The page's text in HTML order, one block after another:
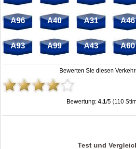
A96 A40 A31 A46
A93 A99 A43 A60
Bewerten Sie diesen
Bewertung: 4.1/5 (110
Kreuz Bonn-Ost: Stau, Unfälle, Sperrung &
Test und